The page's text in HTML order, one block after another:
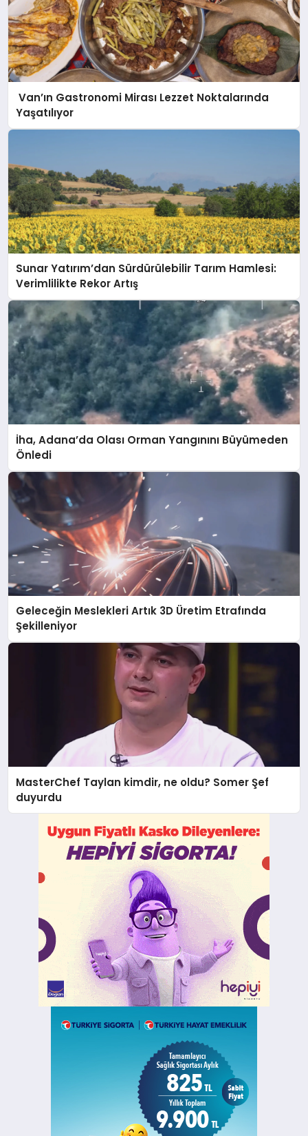
Van’ın Gastronomi Mirası Lezzet Noktalarında
Yaşatılıyor
Sunar Yatırım’dan Sürdürülebilir Tarım Hamlesi:
Verimlilikte Rekor Artış
İha, Adana’da Olası Orman Yangınını Büyümeden
Önledi
Geleceğin Meslekleri Artık 3D Üretim Etrafında
Şekilleniyor
MasterChef Taylan kimdir, ne oldu? Somer Şef
duyurdu